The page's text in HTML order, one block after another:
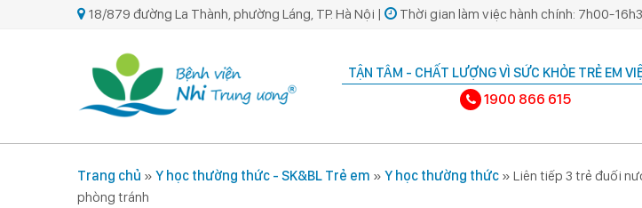
18/879 đường La Thành, phường Láng, TP. Hà Nội | Thời gian làm việc hành chính: 7h00-
TẬN TÂM - CHẤT LƯỢNG VÌ SỨC KHỎE TRẺ EM
1900 866 615
Trang chủ » Y học thường thức - SK&BL Trẻ em » Y học thường thức » Liên tiếp 3 trẻ đuối
phòng tránh